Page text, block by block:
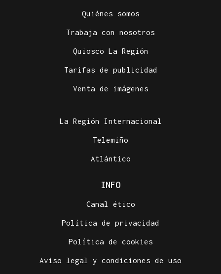
Quiénes somos
Trabaja con nosotros
Quiosco La Región
Tarifas de publicidad
Venta de imágenes
La Región Internacional
Telemiño
Atlántico
INFO
Canal ético
Política de privacidad
Política de cookies
Aviso legal y condiciones de uso